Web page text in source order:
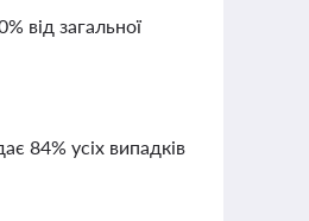
від загальної
84% усіх випадків